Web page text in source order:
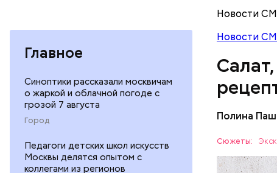
Главное
Синоптики рассказали москвичам
о жаркой и облачной погоде с
грозой 7 августа
Город
Педагоги детских школ искусств
Москвы делятся опытом с
коллегами из регионов
Новости
Новости
Полина
Сюжеты:
ЕДА